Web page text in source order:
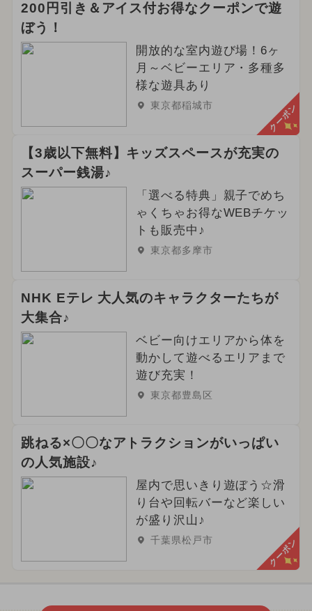
200円引き＆アイス付お得なクーポンで遊
ぼう！
開放的な室内遊び場！6ヶ
月～ベビーエリア・多種多
様な遊具あり
東京都稲城市 クーポン
【3歳以下無料】キッズスペースが充実の
スーパー銭湯♪
「選べる特典」親子でめち
ゃくちゃお得なWEBチケッ
トも販売中♪
東京都多摩市
NHK Eテレ 大人気のキャラクターたちが
大集合♪
ベビー向けエリアから体を
動かして遊べるエリアまで
遊び充実！
東京都豊島区
跳ねる×〇〇なアトラクションがいっぱい
の人気施設♪
屋内で思いきり遊ぼう☆滑
り台や回転バーなど楽しい
が盛り沢山♪
千葉県松戸市 クーポン